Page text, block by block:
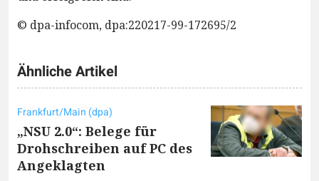
© dpa-infocom, dpa:220217-99-172695/2
Ähnliche Artikel
Frankfurt/Main (dpa)
„NSU 2.0“: Belege für
Drohschreiben auf PC des
Angeklagten